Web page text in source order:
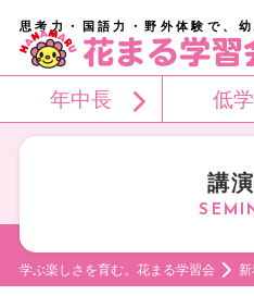
思考力・国語力・野外体験で、
年中長 低
講
学ぶ楽しさを育む。花まる学習会